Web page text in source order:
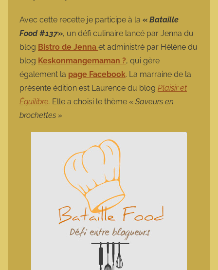
m
o
t
t
e
Avec cette recette je participe à la « Bataille
Food#137», un défi culinaire lancé par Jenna du
blog Bistro de Jenna et administré par Hélène du
blog Keskonmangemaman ?, qui gère
également la page Facebook. La marraine de la
présente édition est Laurence du blog Plaisir et
Équilibre. Elle a choisi le thème « Saveurs en
brochettes ».